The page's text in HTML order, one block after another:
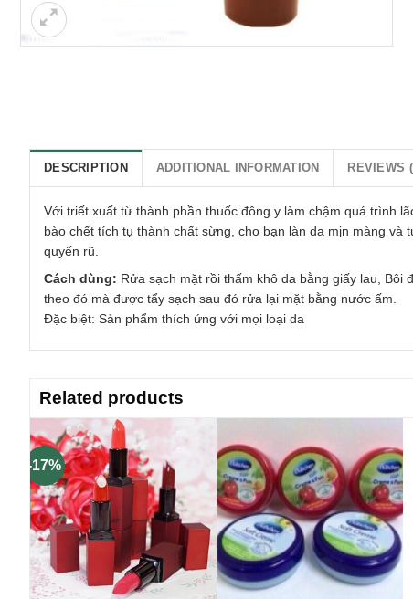
DESCRIPTION ADDITIONAL INFORMATION REVIEWS
Với triết xuất từ thành phần thuốc đông y làm chậm quá trình
bào chết tích tụ thành chất sừng, cho bạn làn da mịn màng
quyến rũ.
Cách dùng: Rửa sạch mặt rồi thấm khô da bằng giấy lau,
theo đó mà được tẩy sạch sau đó rửa lại mặt bằng nước ấm.
Đặc biệt: Sản phẩm thích ứng với mọi loại da
Related products
-17%